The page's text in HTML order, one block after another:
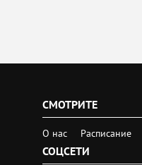
СМОТРИТЕ
О нас Расписание
СОЦСЕТИ